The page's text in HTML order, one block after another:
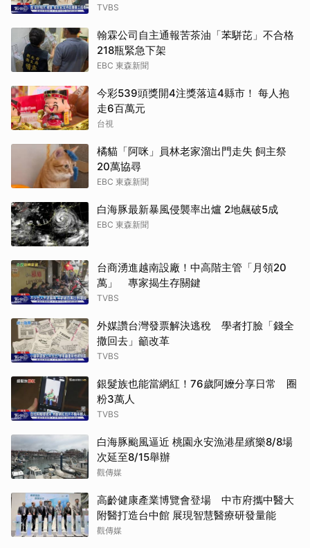
TVBS
翰霖公司自主通報苦茶油「苯駢芘」不合格
218瓶緊急下架
EBC 東森新聞
今彩539頭獎開4注獎落這4縣市！ 每人抱
走6百萬元
台視
橘貓「阿咪」員林老家溜出門走失 飼主祭
20萬協尋
EBC 東森新聞
白海豚最新暴風侵襲率出爐 2地飆破5成
EBC 東森新聞
台商湧進越南設廠！中高階主管「月領20
萬」 專家揭生存關鍵
TVBS
外媒讚台灣發票解決逃稅 學者打臉「錢全
撒回去」籲改革
TVBS
銀髮族也能當網紅！76歲阿嬤分享日常 圈
粉3萬人
TVBS
白海豚颱風逼近 桃園永安漁港星繽樂8/8場
次延至8/15舉辦
觀傳媒
高齡健康產業博覽會登場 中市府攜中醫大
附醫打造台中館 展現智慧醫療研發量能
觀傳媒